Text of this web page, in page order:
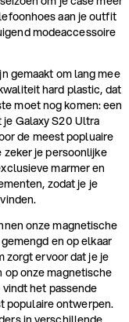
aan je outfit
modeaccessoire
gemaakt om lang mee
hard plastic, dat
moet nog komen: een
Galaxy S20 Ultra
de meest popluaire
zeker je persoonlijke
marmer en
zodat je je
onze magnetische
en op elkaar
zorgt ervoor dat je je
onze magnetische
het passende
populaire ontwerpen.